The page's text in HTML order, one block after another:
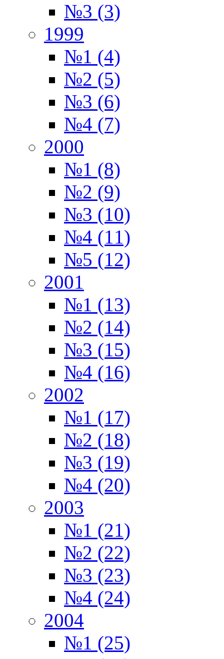
№3 (3)
1999
№1 (4)
№2 (5)
№3 (6)
№4 (7)
2000
№1 (8)
№2 (9)
№3 (10)
№4 (11)
№5 (12)
2001
№1 (13)
№2 (14)
№3 (15)
№4 (16)
2002
№1 (17)
№2 (18)
№3 (19)
№4 (20)
2003
№1 (21)
№2 (22)
№3 (23)
№4 (24)
2004
№1 (25)